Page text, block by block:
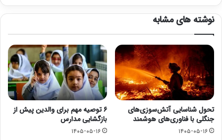
نوشته های مشابه
تحول شناسایی آتش‌سوزی‌های
جنگلی با فناوری‌های هوشمند
۱۴۰۵-۰۵-۱۶
۶ توصیه مهم برای والدین پیش از
بازگشایی مدارس
۱۴۰۵-۰۵-۱۶